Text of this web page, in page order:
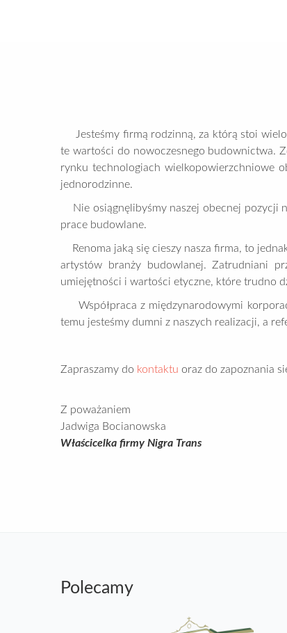
Jesteśmy firmą rodzinną, za którą stoi
te wartości do nowoczesnego budownictwa.
rynku technologiach wielkopowierzchniowe
jednorodzinne.
Nie osiągnęlibyśmy naszej obecnej pozycji
prace budowlane.
Renoma jaką się cieszy nasza firma, to
artystów branży budowlanej. Zatrudniani
umiejętności i wartości etyczne, które trudno
Współpraca z międzynarodowymi
temu jesteśmy dumni z naszych realizacji, a
Zapraszamy do kontaktu oraz do zapoznania
Z poważaniem
Jadwiga Bocianowska
Właścicelka firmy Nigra Trans
Polecamy